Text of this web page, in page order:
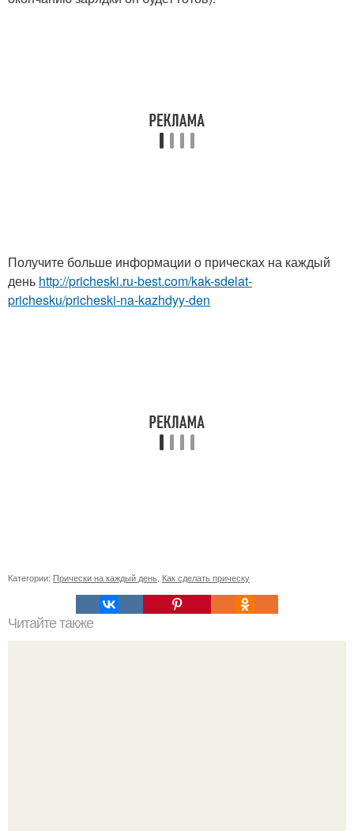
Получите больше информации о прическах на каждый
день http://pricheski.ru-best.com/kak-sdelat-
prichesku/pricheski-na-kazhdyy-den
Категории: Прически на каждый день Как сделать прическу
Читайте также